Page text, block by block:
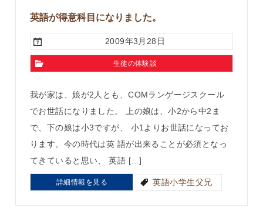
英語が得意科目になりました。
2009年3月28日
生徒の体験談
我が家は、娘が2人とも、COMランゲージスクール
でお世話になりました。 上の娘は、小2から中2ま
で、下の娘は小3ですが、 小1よりお世話になってお
ります。今の時代は英 語が出来ることが必須となっ
てきていると思い、 英語 […]
詳細情報を見る 英語小学生父兄